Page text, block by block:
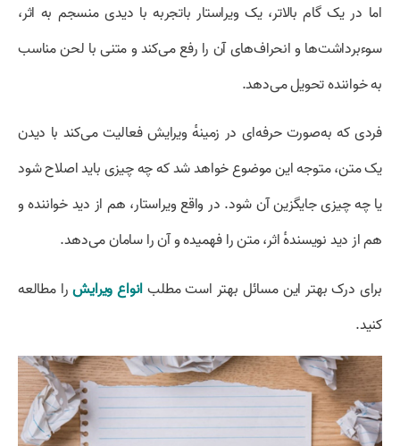
اما در یک گام بالاتر، یک ویراستار باتجربه با دیدی منسجم به اثر،
سوءبرداشت‌ها و انحراف‌های آن را رفع می‌کند و متنی با لحن مناسب
به خواننده تحویل می‌دهد.
فردی که به‌صورت حرفه‌ای در زمینهٔ ویرایش فعالیت می‌کند با دیدن
یک متن، متوجه این موضوع خواهد شد که چه چیزی باید اصلاح شود
یا چه چیزی جایگزین آن شود. در واقع ویراستار، هم از دید خواننده و
هم از دید نویسندهٔ اثر، متن را فهمیده و آن را سامان می‌دهد.
برای درک بهتر این مسائل بهتر است مطلبانواع ویرایشرا مطالعه
کنید.